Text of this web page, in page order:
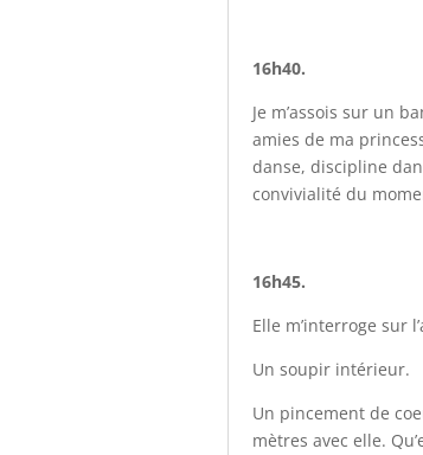
16h40.
Je m’assois sur un
amies de ma
danse, discipline
convivialité du
16h45.
Elle m’interroge sur
Un soupir intérieur.
Un pincement de
mètres avec elle.